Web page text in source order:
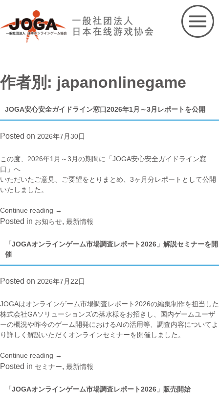
content
作者別: japanonlinegame
JOGA安心安全ガイドライン窓口2026年1月～3月レポートを公開
Posted on 2026年7月30日
この度、2026年1月～3月の期間に「JOGA安心安全ガイドライン窓
口」へ
いただいたご意見、ご要望をとりまとめ、3ヶ月分レポートとして公開
いたしました。
Continue reading “JOGA
安
安
ド
イ
ン
窓
口
年
1
～
→
Posted in お知らせ, 最新情報
「JOGAオンラインゲーム市場調査レポート2026」解説セミナーを開
催
Posted on 2026年7月22日
JOGAはオンラインゲーム市場調査レポート2026の編集制作を担当した
株式会社GAソリューションズの落水様をお招きし、国内ゲームユーザ
ーの概況や昨今のゲーム開発におけるAIの活用等、調査内容についてよ
り詳しく解説いただくオンラインセミナーを開催しました。
Continue reading “「JOGA
オ
ラ
→
Posted in セミナー, 最新情報
「JOGAオンラインゲーム市場調査レポート2026」販売開始